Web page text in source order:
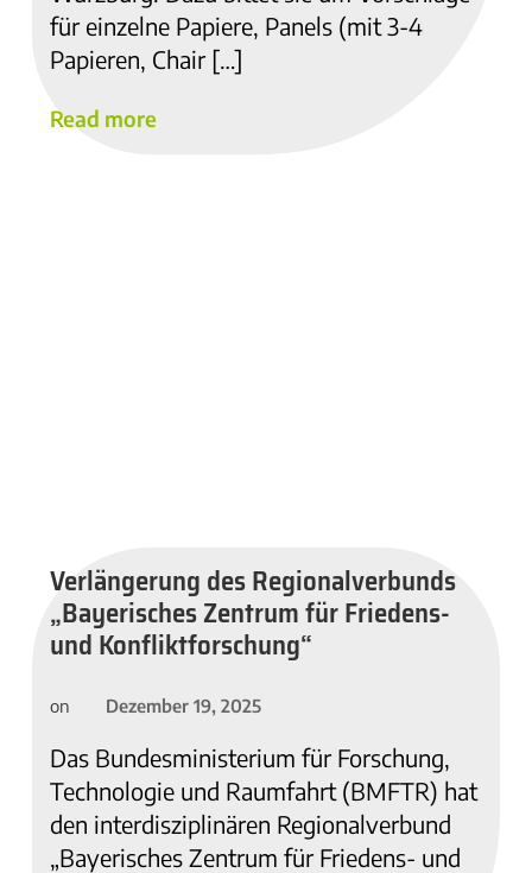
für einzelne Papiere, Panels (mit 3-4
Papieren, Chair […]
Read more
Verlängerung des Regionalverbunds
„Bayerisches Zentrum für Friedens-
und Konfliktforschung“
on Dezember 19, 2025
Das Bundesministerium für Forschung,
Technologie und Raumfahrt (BMFTR) hat
den interdisziplinären Regionalverbund
„Bayerisches Zentrum für Friedens- und